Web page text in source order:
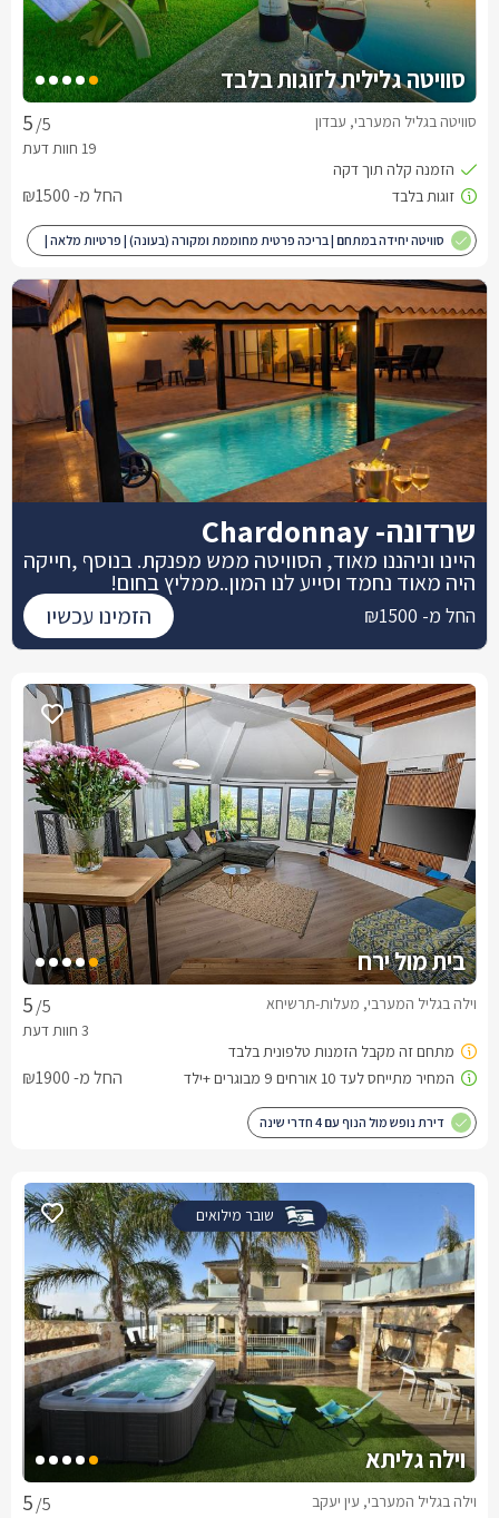
סוויטה גלילית לזוגות בלבד
/5 סוויטה בגליל המערבי, עבדון
החל מ- ₪1500
סוויטה יחידה במתחם | בריכה פרטית מחוממת ומקורה (בעונה) | פרטיות מלאה |
בית מול ירח
/5 וילה בגליל המערבי, מעלות-תרשיחא
החל מ- ₪1900
דירת נופש מול הנוף עם 4 חדרי שינה
שובר מילואים
וילה גליתא
/5 וילה בגליל המערבי, עין יעקב
שרדונה- Chardonnay
היינו וניהננו מאוד, הסוויטה ממש מפנקת. בנוסף ,חייקה
היה מאוד נחמד וסייע לנו המון..ממליץ בחום!
החל מ- ₪1500 הזמינו עכשיו